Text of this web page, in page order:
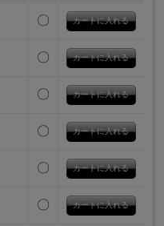
〇
〇
〇
〇
〇
〇